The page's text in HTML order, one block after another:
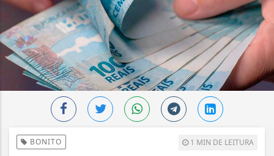
BONITO 1 MIN DE LEITURA